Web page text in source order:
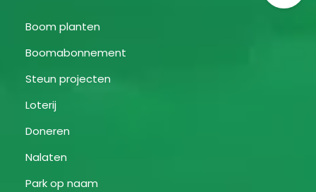
Boom planten
Boomabonnement
Steun projecten
Loterij
Doneren
Nalaten
Park op naam